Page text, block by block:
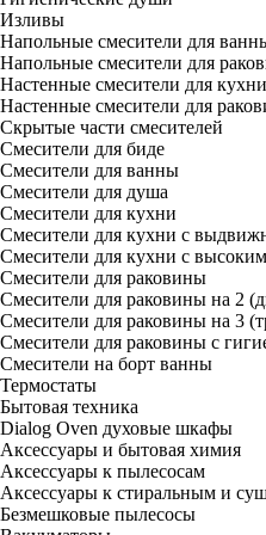
Изливы
Напольные смесители для
Напольные смесители для
Настенные смесители для кухни
Настенные смесители для
Скрытые части смесителей
Смесители для биде
Смесители для ванны
Смесители для душа
Смесители для кухни
Смесители для кухни с
Смесители для кухни с
Смесители для раковины
Смесители для раковины на 2
Смесители для раковины на 3
Смесители для раковины с
Смесители на борт ванны
Термостаты
Бытовая техника
Dialog Oven духовые шкафы
Аксессуары и бытовая химия
Аксессуары к пылесосам
Аксессуары к стиральным и
Безмешковые пылесосы